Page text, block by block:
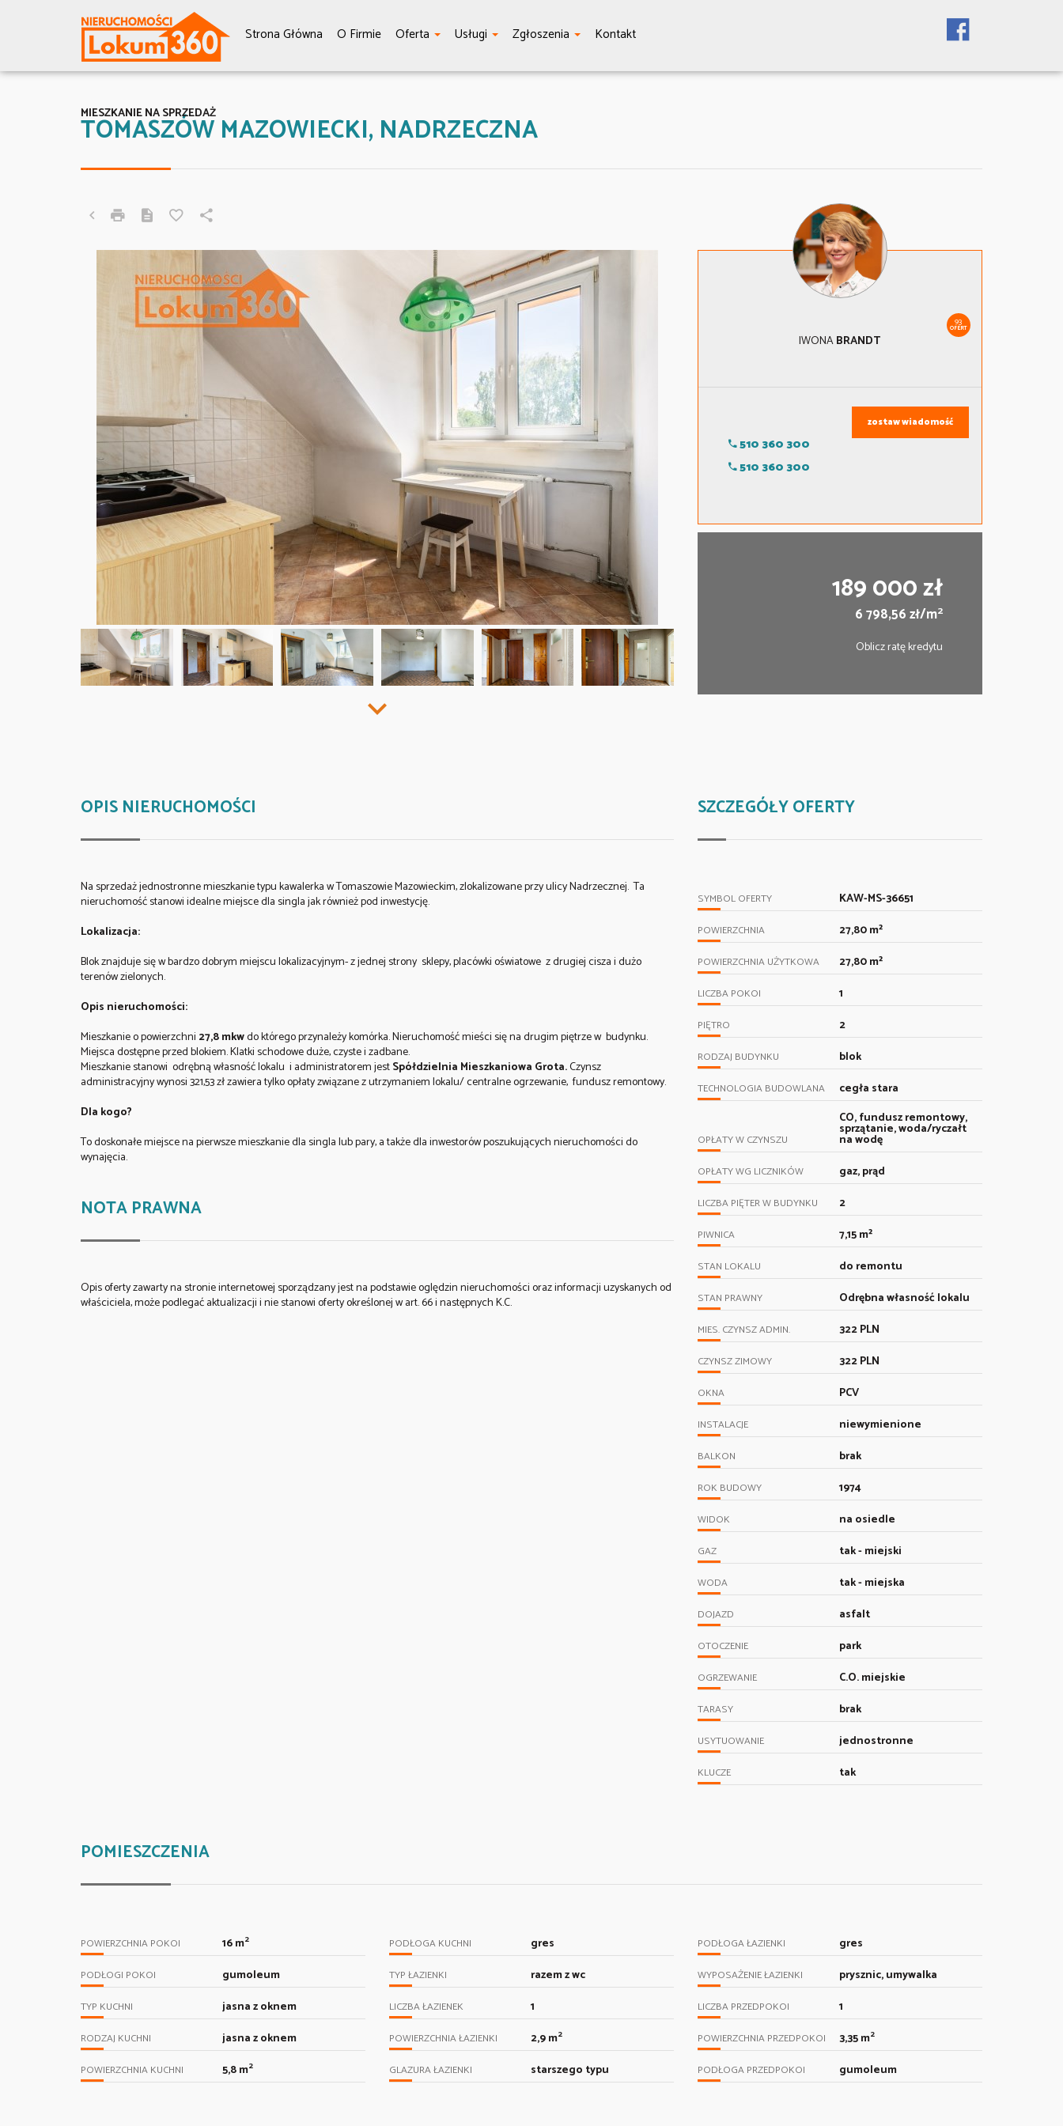
Strona Główna O Firmie Oferta Usługi Zgłoszenia Kontakt
TOMASZÓW MAZOWIECKI, NADRZECZNA
MIESZKANIE NA SPRZEDAŻ
93
OFERT
IWONABRANDT
510 360 300
510 360 300
zostaw wiadomość
189 000 zł
6 798,56 zł/m2
Oblicz ratę kredytu
OPIS NIERUCHOMOŚCI
Na sprzedaż jednostronne mieszkanie typu kawalerka w Tomaszowie Mazowieckim, zlokalizowane przy ulicy Nadrzecznej. Ta
nieruchomość stanowi idealne miejsce dla singla jak również pod inwestycję.
Lokalizacja:
Blok znajduje się w bardzo dobrym miejscu lokalizacyjnym- z jednej strony sklepy, placówki oświatowe z drugiej cisza i dużo
terenów zielonych.
Opis nieruchomości:
Mieszkanie o powierzchni 27,8mkwdo którego przynależy komórka. Nieruchomość mieści się na drugim piętrze w budynku.
Miejsca dostępne przed blokiem. Klatki schodowe duże, czyste i zadbane.
Mieszkanie stanowi odrębną własność lokalu i administratorem jestSpółdzielnia Mieszkaniowa Grota.Czynsz
administracyjny wynosi 321,53 zł zawiera tylko opłaty związane z utrzymaniem lokalu/ centralne ogrzewanie, fundusz remontowy.
Dla kogo?
To doskonałe miejsce na pierwsze mieszkanie dla singla lub pary, a także dla inwestorów poszukujących nieruchomości do
wynajęcia.
NOTA PRAWNA
Opis oferty zawarty na stronie internetowej sporządzany jest na podstawie oględzin nieruchomości oraz informacji uzyskanych od
właściciela, może podlegać aktualizacji i nie stanowi oferty określonej w art. 66 i następnych K.C.
SZCZEGÓŁY OFERTY
SYMBOL OFERTY KAW-MS-36651
POWIERZCHNIA 27,80 m²
POWIERZCHNIA UŻYTKOWA 27,80 m²
LICZBA POKOI 1
PIĘTRO 2
RODZAJ BUDYNKU blok
TECHNOLOGIA BUDOWLANA cegła stara
OPŁATY W CZYNSZU
CO, fundusz remontowy,
sprzątanie, woda/ryczałt
na wodę
OPŁATY WG LICZNIKÓW gaz, prąd
LICZBA PIĘTER W BUDYNKU 2
PIWNICA 7,15 m²
STAN LOKALU do remontu
STAN PRAWNY Odrębna własność lokalu
MIES. CZYNSZ ADMIN. 322 PLN
CZYNSZ ZIMOWY 322 PLN
OKNA PCV
INSTALACJE niewymienione
BALKON brak
ROK BUDOWY 1974
WIDOK na osiedle
GAZ tak - miejski
WODA tak - miejska
DOJAZD asfalt
OTOCZENIE park
OGRZEWANIE C.O. miejskie
TARASY brak
USYTUOWANIE jednostronne
KLUCZE tak
POMIESZCZENIA
POWIERZCHNIA POKOI 16 m2
PODŁOGI POKOI gumoleum
TYP KUCHNI jasna z oknem
RODZAJ KUCHNI jasna z oknem
POWIERZCHNIA KUCHNI 5,8 m2
PODŁOGA KUCHNI gres
TYP ŁAZIENKI razem z wc
LICZBA ŁAZIENEK 1
POWIERZCHNIA ŁAZIENKI 2,9 m2
GLAZURA ŁAZIENKI starszego typu
PODŁOGA ŁAZIENKI gres
WYPOSAŻENIE ŁAZIENKI prysznic, umywalka
LICZBA PRZEDPOKOI 1
POWIERZCHNIA PRZEDPOKOI 3,35 m2
PODŁOGA PRZEDPOKOI gumoleum